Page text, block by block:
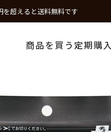
超えると送料無料です
商品を買う 定期購入